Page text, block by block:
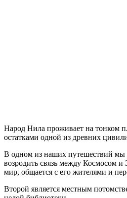
Народ Нила проживает на тонком
остатками одной из древних
В одном из наших путешествий мы
возродить связь между Космосом
мир, общается с его жителями и
Второй является местным